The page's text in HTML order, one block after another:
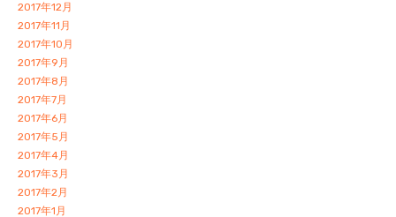
2017年12月
2017年11月
2017年10月
2017年9月
2017年8月
2017年7月
2017年6月
2017年5月
2017年4月
2017年3月
2017年2月
2017年1月